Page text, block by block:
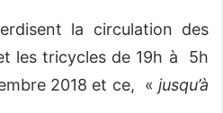
la circulation des
les tricycles de 19h à 5h
2018 et ce, « jusqu’à